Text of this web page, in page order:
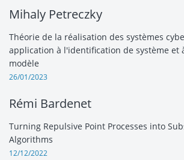
Mihaly Petreczky
Théorie de la réalisation des systèmes
application à l'identification de système et
modèle
26/01/2023
Rémi Bardenet
Turning Repulsive Point Processes into
Algorithms
12/12/2022